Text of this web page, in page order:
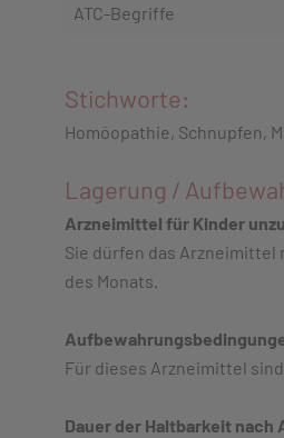
ATC-Begriffe
Stichworte:
Homöopathie, Schnupfen,
Lagerung /
Arzneimittel für Kinder
Sie dürfen das
des Monats.
Für dieses Arzneimittel
Dauer der Haltbarkeit nach